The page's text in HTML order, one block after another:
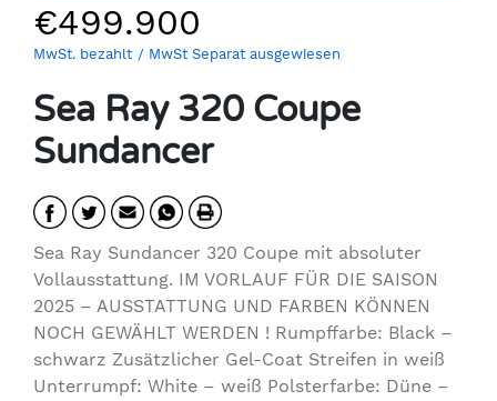
€499.900
MwSt. bezahlt / MwSt Separat ausgewiesen
Sea Ray 320 Coupe
Sundancer
Sea Ray Sundancer 320 Coupe mit absoluter
Vollausstattung. IM VORLAUF FÜR DIE SAISON
2025 – AUSSTATTUNG UND FARBEN KÖNNEN
NOCH GEWÄHLT WERDEN ! Rumpffarbe: Black –
schwarz Zusätzlicher Gel-Coat Streifen in weiß
Unterrumpf: White – weiß Polsterfarbe: Düne –